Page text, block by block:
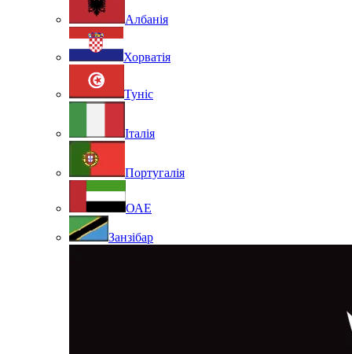
Албанія
Хорватія
Туніс
Італія
Португалія
ОАЕ
Занзібар